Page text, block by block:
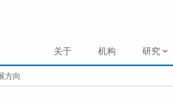
关于 机构 研究
方向